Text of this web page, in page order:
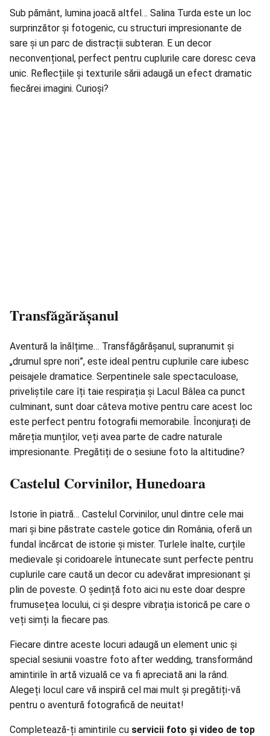
Sub pământ, lumina joacă altfel… Salina Turda este un loc
surprinzător și fotogenic, cu structuri impresionante de
sare și un parc de distracții subteran. E un decor
neconvențional, perfect pentru cuplurile care doresc ceva
unic. Reflecțiile și texturile sării adaugă un efect dramatic
fiecărei imagini. Curioși?
Transfăgărășanul
Aventură la înălțime… Transfăgărășanul, supranumit și
„drumul spre nori”, este ideal pentru cuplurile care iubesc
peisajele dramatice. Serpentinele sale spectaculoase,
priveliștile care îți taie respirația și Lacul Bâlea ca punct
culminant, sunt doar câteva motive pentru care acest loc
este perfect pentru fotografii memorabile. Înconjurați de
măreția munților, veți avea parte de cadre naturale
impresionante. Pregătiți de o sesiune foto la altitudine?
Castelul Corvinilor, Hunedoara
Istorie în piatră… Castelul Corvinilor, unul dintre cele mai
mari și bine păstrate castele gotice din România, oferă un
fundal încărcat de istorie și mister. Turlele înalte, curțile
medievale și coridoarele întunecate sunt perfecte pentru
cuplurile care caută un decor cu adevărat impresionant și
plin de poveste. O ședință foto aici nu este doar despre
frumusețea locului, ci și despre vibrația istorică pe care o
veți simți la fiecare pas.
Fiecare dintre aceste locuri adaugă un element unic și
special sesiunii voastre foto after wedding, transformând
amintirile în artă vizuală ce va fi apreciată ani la rând.
Alegeți locul care vă inspiră cel mai mult și pregătiți-vă
pentru o aventură fotografică de neuitat!
Completează-ți amintirile cu servicii foto și video de top